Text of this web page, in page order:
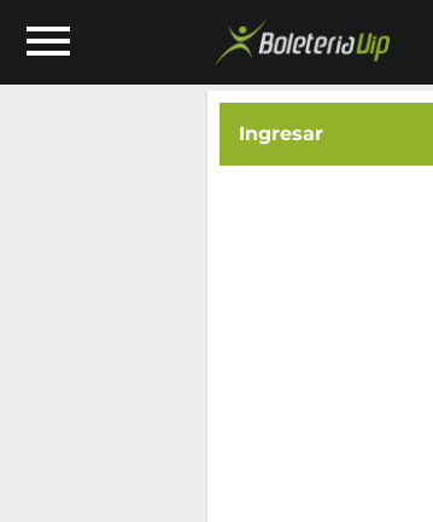
Ingresar